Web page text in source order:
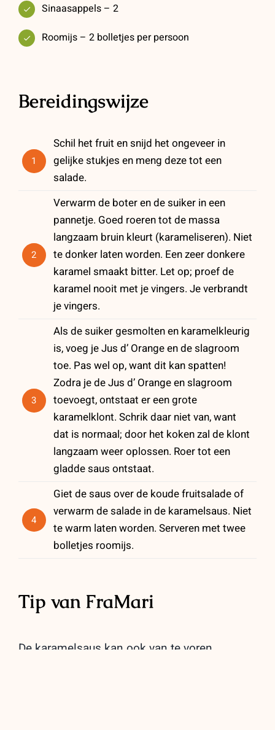
Sinaasappels – 2
Roomijs – 2 bolletjes per persoon
Bereidingswijze
1
Schil het fruit en snijd het ongeveer in
gelijke stukjes en meng deze tot een
salade.
2
Verwarm de boter en de suiker in een
pannetje. Goed roeren tot de massa
langzaam bruin kleurt (karameliseren). Niet
te donker laten worden. Een zeer donkere
karamel smaakt bitter. Let op; proef de
karamel nooit met je vingers. Je verbrandt
je vingers.
3
Als de suiker gesmolten en karamelkleurig
is, voeg je Jus d’ Orange en de slagroom
toe. Pas wel op, want dit kan spatten!
Zodra je de Jus d’ Orange en slagroom
toevoegt, ontstaat er een grote
karamelklont. Schrik daar niet van, want
dat is normaal; door het koken zal de klont
langzaam weer oplossen. Roer tot een
gladde saus ontstaat.
4
Giet de saus over de koude fruitsalade of
verwarm de salade in de karamelsaus. Niet
te warm laten worden. Serveren met twee
bolletjes roomijs.
Tip van FraMari
De karamelsaus kan ook van te voren